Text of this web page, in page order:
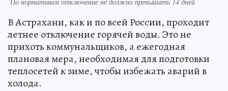
В Астрахани, как и по всей России, проходит
летнее отключение горячей воды. Это не
прихоть коммунальщиков, а ежегодная
плановая мера, необходимая для подготовки
теплосетей к зиме, чтобы избежать аварий в
холода.